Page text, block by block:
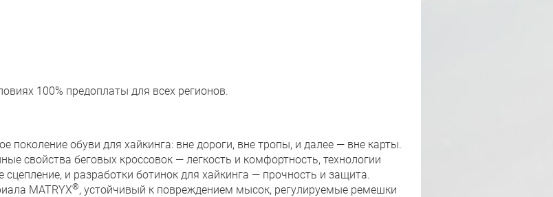
100% предоплаты для всех регионов.
поколение обуви для хайкинга: вне дороги, вне тропы, и далее — вне карты.
свойства беговых кроссовок — легкость и комфортность, технологии
и разработки ботинок для хайкинга — прочность и защита.
MATRYX®, устойчивый к повреждением мысок, регулируемые ремешки